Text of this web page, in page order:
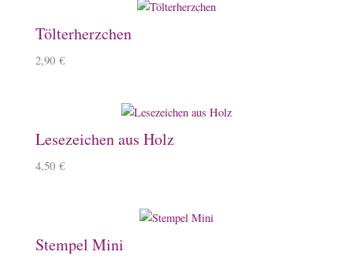
Tölterherzchen
2,90 €
Lesezeichen aus Holz
4,50 €
Stempel Mini